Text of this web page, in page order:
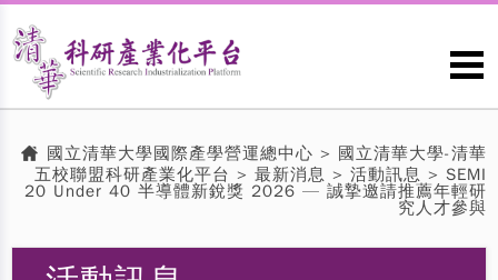
國立清華大學國際產學營運總中心 > 國立清華大學-清華
五校聯盟科研產業化平台 > 最新消息 > 活動訊息 > SEMI
20 Under 40 半導體新銳獎 2026 — 誠摯邀請推薦年輕研
究人才參與